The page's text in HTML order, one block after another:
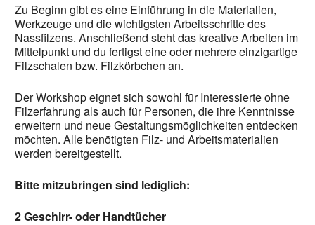
Zu Beginn gibt es eine Einführung in die Materialien,
Werkzeuge und die wichtigsten Arbeitsschritte des
Nassfilzens. Anschließend steht das kreative Arbeiten im
Mittelpunkt und du fertigst eine oder mehrere einzigartige
Filzschalen bzw. Filzkörbchen an.
Der Workshop eignet sich sowohl für Interessierte ohne
Filzerfahrung als auch für Personen, die ihre Kenntnisse
erweitern und neue Gestaltungsmöglichkeiten entdecken
möchten. Alle benötigten Filz- und Arbeitsmaterialien
werden bereitgestellt.
Bitte mitzubringen sind lediglich:
2 Geschirr- oder Handtücher